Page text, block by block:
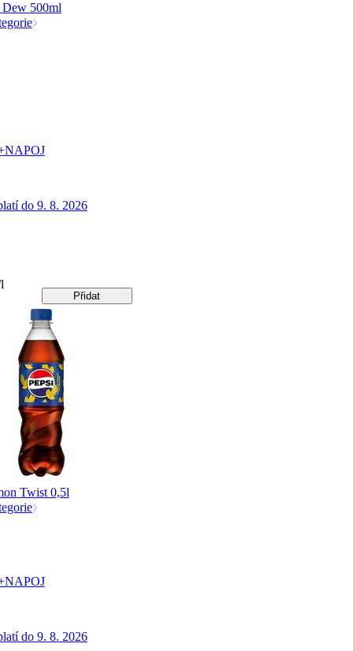
500ml
do 9. 8. 2026
Přidat
Twist 0,5l
do 9. 8. 2026